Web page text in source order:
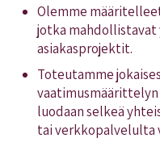
Olemme
jotka
asiakasprojektit.
Toteutamme
vaatimusmäärittelyn
luodaan selkeä
tai verkkopalvelulta